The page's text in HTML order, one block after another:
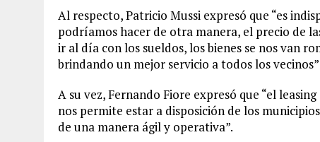
Al respecto, Patricio Mussi expresó que “es
podríamos hacer de otra manera, el precio de
ir al día con los sueldos, los bienes se nos van
brindando un mejor servicio a todos los vecinos”
A su vez, Fernando Fiore expresó que “el
nos permite estar a disposición de los
de una manera ágil y operativa”.